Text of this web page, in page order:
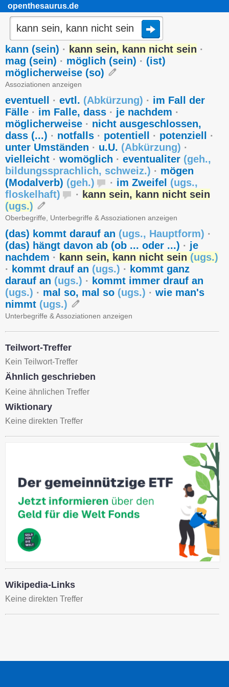
openthesaurus.de
kann (sein) · kann sein, kann nicht sein ·
mag (sein) · möglich (sein) · (ist)
möglicherweise (so)
Assoziationen anzeigen
eventuell · evtl. (Abkürzung) · im Fall der
Fälle · im Falle, dass · je nachdem ·
möglicherweise · nicht ausgeschlossen,
dass (...) · notfalls · potentiell · potenziell
·
unter Umständen · u.U. (Abkürzung) ·
vielleicht · womöglich · eventualiter (geh.,
bildungssprachlich, schweiz.) · mögen
(Modalverb) (geh.) · im Zweifel (ugs.,
floskelhaft) · kann sein, kann nicht sein
(ugs.)
Oberbegriffe, Unterbegriffe & Assoziationen anzeigen
(das) kommt darauf an (ugs., Hauptform) ·
(das) hängt davon ab (ob ... oder ...) · je
nachdem · kann sein, kann nicht sein (ugs.)
· kommt drauf an (ugs.) · kommt ganz
darauf an (ugs.) · kommt immer drauf an
(ugs.) · mal so, mal so (ugs.) · wie man's
nimmt (ugs.)
Unterbegriffe & Assoziationen anzeigen
Teilwort-Treffer
Kein Teilwort-Treffer
Ähnlich geschrieben
Keine ähnlichen Treffer
Wiktionary
Keine direkten Treffer
Wikipedia-Links
Keine direkten Treffer